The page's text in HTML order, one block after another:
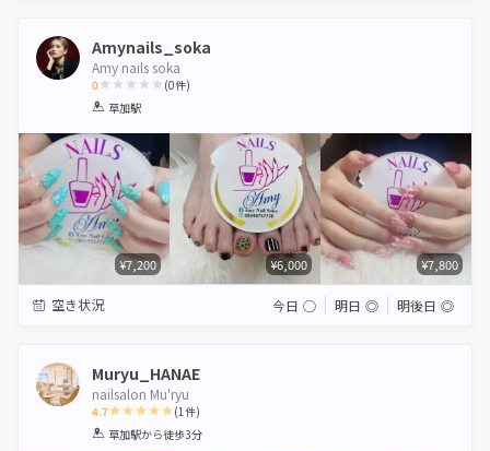
Amynails_soka
Amy nails soka
0
1 2 3 4
(0件)
草加駅
¥7,200 ¥6,000 ¥7,800
空き状況 今日 ◯ 明日 ◎ 明後日 ◎
Muryu_HANAE
nailsalon Mu'ryu
4.7
1 2 3 4 5
(1件)
草加駅から徒歩3分